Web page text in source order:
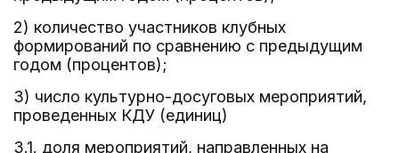
2) количество участников клубных
формирований по сравнению с предыдущим
годом (процентов);
3) число культурно-досуговых мероприятий,
проведенных КДУ (единиц)
3.1. доля мероприятий, направленных на